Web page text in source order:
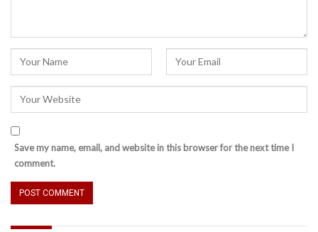
Save my name, email, and website in this browser for the next time I
comment.